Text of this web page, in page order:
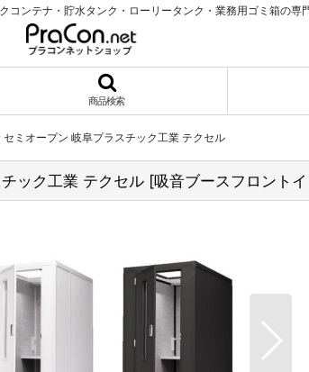
コンテナ・貯水タンク・ローリータンク・業務用ゴミ箱の専
商品検索
ミオープン 岐阜プラスチック工業 テクセル
ック工業 テクセル [吸音ブースフロント